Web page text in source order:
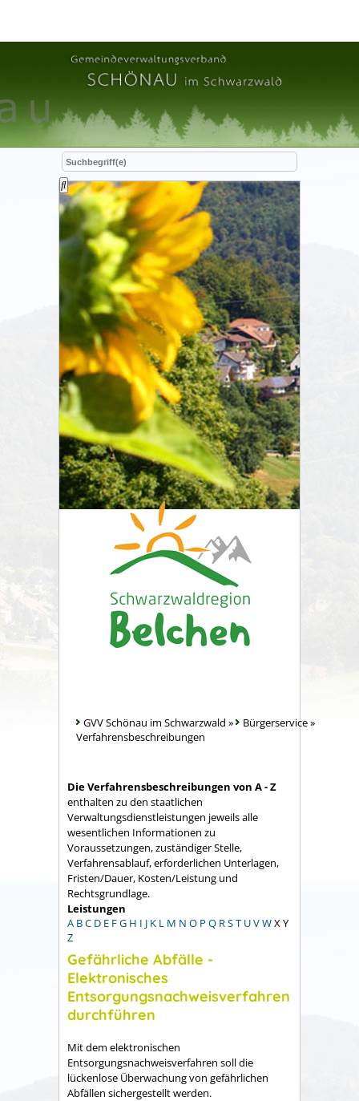
GVV Schönau im Schwarzwald » Bürgerservice»
Verfahrensbeschreibungen
Die Verfahrensbeschreibungen von A - Z
enthalten zu den staatlichen
Verwaltungsdienstleistungen jeweils alle
wesentlichen Informationen zu
Voraussetzungen, zuständiger Stelle,
Verfahrensablauf, erforderlichen Unterlagen,
Fristen/Dauer, Kosten/Leistung und
Rechtsgrundlage.
Leistungen
A BC D E FG H I J K L M N O P Q RST UVWX Y
Z
Gefährliche Abfälle -
Elektronisches
Entsorgungsnachweisverfahren
durchführen
Mit dem elektronischen
Entsorgungsnachweisverfahren soll die
lückenlose Überwachung von gefährlichen
Abfällen sichergestellt werden.